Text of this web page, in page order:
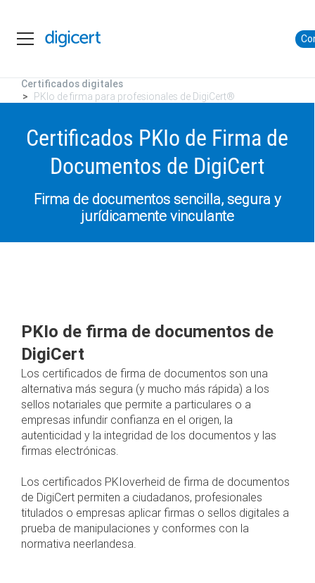
Certificados digitales
PKIo de firma para profesionales de DigiCert®
Certificados PKIo de Firma de
Documentos de DigiCert
Firma de documentos sencilla, segura y
jurídicamente vinculante
PKIo de firma de documentos de
DigiCert
Los certificados de firma de documentos son una
alternativa más segura (y mucho más rápida) a los
sellos notariales que permite a particulares o a
empresas infundir confianza en el origen, la
autenticidad y la integridad de los documentos y las
firmas electrónicas.
Los certificados PKIoverheid de firma de documentos
de DigiCert permiten a ciudadanos, profesionales
titulados o empresas aplicar firmas o sellos digitales a
prueba de manipulaciones y conformes con la
normativa neerlandesa.